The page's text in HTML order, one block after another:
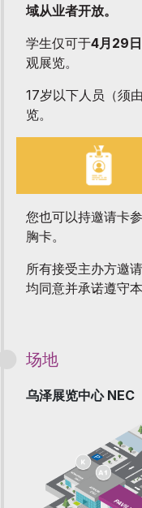
域从业者开放。
学生仅可于4月29日
观展览。
17岁以下人员（须
览。
您也可以持邀请卡
胸卡。
所有接受主办方邀
均同意并承诺遵守
场地
乌泽展览中心 NEC